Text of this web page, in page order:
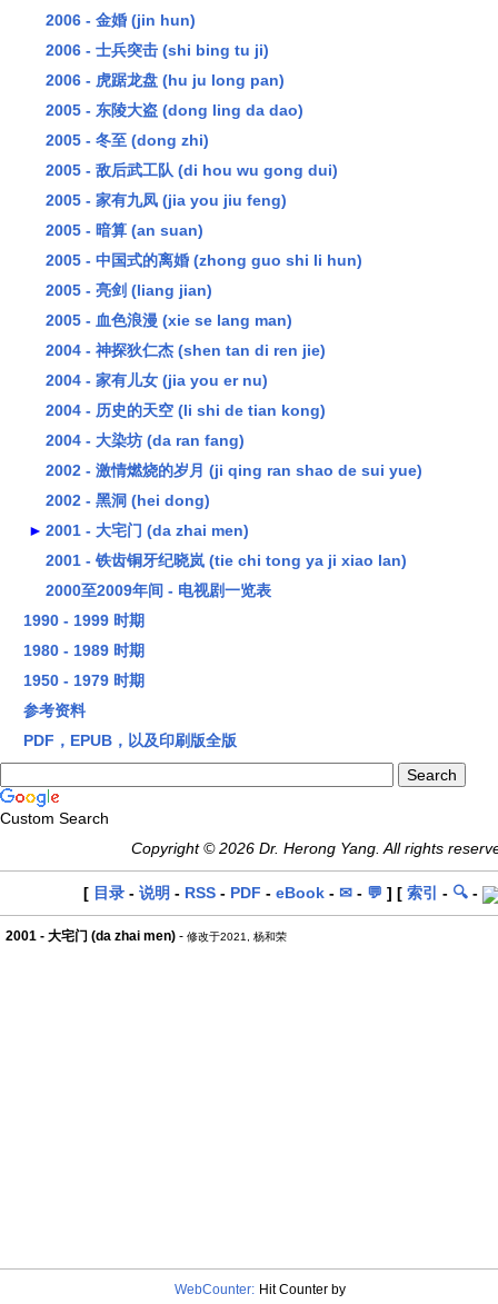
2006 - 金婚 (jin hun)
2006 - 士兵突击 (shi bing tu ji)
2006 - 虎踞龙盘 (hu ju long pan)
2005 - 东陵大盗 (dong ling da dao)
2005 - 冬至 (dong zhi)
2005 - 敌后武工队 (di hou wu gong dui)
2005 - 家有九凤 (jia you jiu feng)
2005 - 暗算 (an suan)
2005 - 中国式的离婚 (zhong guo shi li hun)
2005 - 亮剑 (liang jian)
2005 - 血色浪漫 (xie se lang man)
2004 - 神探狄仁杰 (shen tan di ren jie)
2004 - 家有儿女 (jia you er nu)
2004 - 历史的天空 (li shi de tian kong)
2004 - 大染坊 (da ran fang)
2002 - 激情燃烧的岁月 (ji qing ran shao de sui yue)
2002 - 黑洞 (hei dong)
► 2001 - 大宅门 (da zhai men)
2001 - 铁齿铜牙纪晓岚 (tie chi tong ya ji xiao lan)
2000至2009年间 - 电视剧一览表
1990 - 1999 时期
1980 - 1989 时期
1950 - 1979 时期
参考资料
PDF，EPUB，以及印刷版全版
Custom Search
Copyright © 2026 Dr. Herong Yang. All rights
[ 目录 - 说明 - RSS - PDF - eBook - ✉ - 💬 ] [ 索引 - 🔍 -
2001 - 大宅门 (da zhai men) - 修改于2021, 杨和荣
WebCounter: